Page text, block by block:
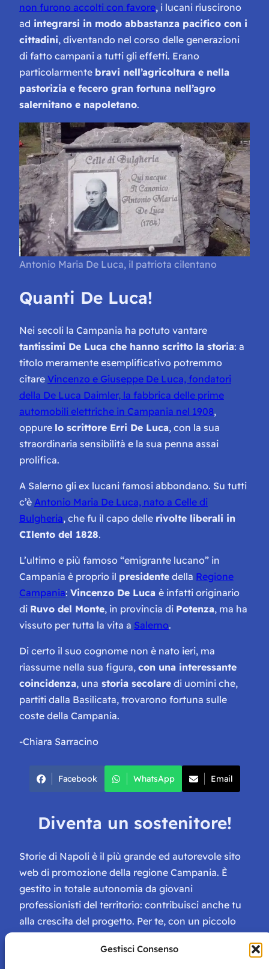
Gestisci Consenso
non furono accolti con favore, i lucani riuscirono
ad integrarsi in modo abbastanza pacifico con i
cittadini, diventando nel corso delle generazioni
di fatto campani a tutti gli effetti. Erano
particolarmente bravi nell’agricoltura e nella
pastorizia e fecero gran fortuna nell’agro
salernitano e napoletano.
Antonio Maria De Luca, il patriota cilentano
Quanti De Luca!
Nei secoli la Campania ha potuto vantare
tantissimi De Luca che hanno scritto la storia: a
titolo meramente esemplificativo potremmo
citare Vincenzo e Giuseppe De Luca, fondatori
della De Luca Daimler, la fabbrica delle prime
automobili elettriche in Campania nel 1908,
oppure lo scrittore Erri De Luca, con la sua
straordinaria sensibilità e la sua penna assai
prolifica.
A Salerno gli ex lucani famosi abbondano. Su tutti
c’è Antonio Maria De Luca, nato a Celle di
Bulgheria, che fu il capo delle rivolte liberali in
CIlento del 1828.
L’ultimo e più famoso “emigrante lucano” in
Campania è proprio il presidente della Regione
Campania: Vincenzo De Luca è infatti originario
di Ruvo del Monte, in provincia di Potenza, ma ha
vissuto per tutta la vita a Salerno.
Di certo il suo cognome non è nato ieri, ma
riassume nella sua figura, con una interessante
coincidenza, una storia secolare di uomini che,
partiti dalla Basilicata, trovarono fortuna sulle
coste della Campania.
-Chiara Sarracino
Facebook WhatsApp Email
Diventa un sostenitore!
Storie di Napoli è il più grande ed autorevole sito
web di promozione della regione Campania. È
gestito in totale autonomia da giovani
professionisti del territorio: contribuisci anche tu
alla crescita del progetto. Per te, con un piccolo
tessera di Storie Campane, libri e magazine gratis